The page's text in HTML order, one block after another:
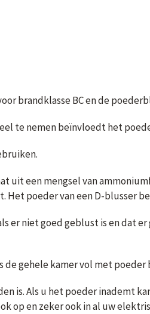
brandklasse BC en de
te nemen beïnvloedt het
uit een mengsel van
Het poeder van een D-blusser
er niet goed geblust is en dat
gehele kamer vol met poeder
is. Als u het poeder inademt
op en zeker ook in al uw